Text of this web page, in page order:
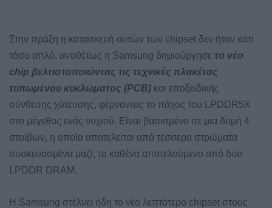
Στην πράξη η κατασκευή αυτών των chipset δεν ήταν κάτι
τόσο απλό, αντιθέτως η Samsung δημιούργησε το νέο
chip βελτιστοποιώντας τις τεχνικές πλακέτας
τυπωμένου κυκλώματος (PCB) και εποξειδικής
σύνθεσης χύτευσης, φέρνοντας το πάχος του LPDDR5X
στο μέγεθος ενός νυχιού. Είναι βασισμένο σε μια δομή 4
στοίβων, η οποία αποτελείται από τέσσερα στρώματα
συσκευασμένα μαζί, το καθένα αποτελούμενο από δύο
LPDDR DRAM.
Η Samsung στέλνει ήδη το νέο λεπτότερο chipset στους